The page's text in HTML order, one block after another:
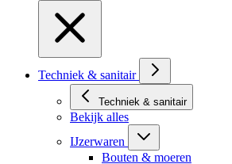
Techniek & sanitair
Techniek & sanitair
Bekijk alles
IJzerwaren
Bouten & moeren